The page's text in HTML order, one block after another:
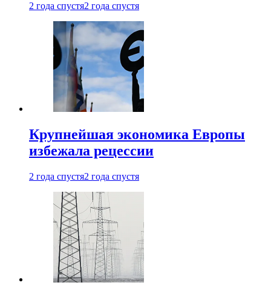
2 года спустя2 года спустя
Крупнейшая экономика Европы
избежала рецессии
2 года спустя2 года спустя